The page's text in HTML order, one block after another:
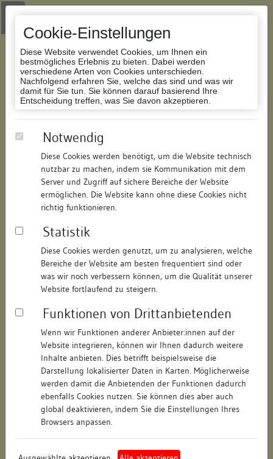
Cookie-Einstellungen
Diese Website verwendet Cookies, um Ihnen ein
bestmögliches Erlebnis zu bieten. Dabei werden
verschiedene Arten von Cookies unterschieden.
Nachfolgend erfahren Sie, welche das sind und was wir
damit für Sie tun. Sie können darauf basierend Ihre
Entscheidung treffen, was Sie davon akzeptieren.
Notwendig
Diese Cookies werden benötigt, um die Website technisch
nutzbar zu machen, indem sie Kommunikation mit dem
Server und Zugriff auf sichere Bereiche der Website
ermöglichen. Die Website kann ohne diese Cookies nicht
richtig funktionieren.
Statistik
Diese Cookies werden genutzt, um zu analysieren, welche
Bereiche der Website am besten frequentiert sind oder
was wir noch verbessern können, um die Qualität unserer
Website fortlaufend zu steigern.
Funktionen von Drittanbietenden
Wenn wir Funktionen anderer Anbieter:innen auf der
Website integrieren, können wir Ihnen dadurch weitere
Inhalte anbieten. Dies betrifft beispielsweise die
Darstellung lokalisierter Daten in Karten. Möglicherweise
werden damit die Anbietenden der Funktionen dadurch
ebenfalls Cookies nutzen. Sie können dies aber auch
global deaktivieren, indem Sie die Einstellungen Ihres
Browsers anpassen.
Zur Navigation springen
Zum Inhalt der Website springen
Datenbank Bauforschung/Restaurierung
141381587520/Datum:26.06.2014
Datenbestand:
Bauforschung und Restaurierung
Als PDF herunterladen:
Objektdaten
Straße: Hauptstraße
Hausnummer: 3
Postleitzahl: 79346
Stadt-Teilort: Endingen
Regierungsbezirk: Freiburg
Emmendingen (Landkreis)
Wohnplatzschlüssel: 8316012003
Flurstücknummer: keine